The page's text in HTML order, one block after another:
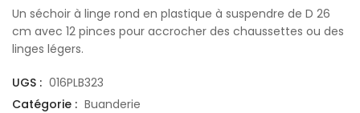
Un séchoir à linge rond en plastique à suspendre de D 26
cm avec 12 pinces pour accrocher des chaussettes ou des
linges légers.
UGS : 016PLB323
Catégorie : Buanderie